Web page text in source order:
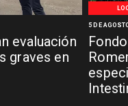
evaluación
graves en
5 DE